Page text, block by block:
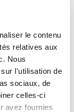
le contenu
relatives aux
Nous
l'utilisation de
sociaux, de
celles-ci
avez fournies
PRÈS-
m²